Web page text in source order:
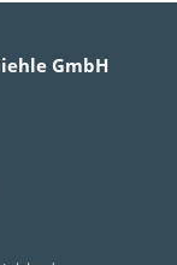
GmbH